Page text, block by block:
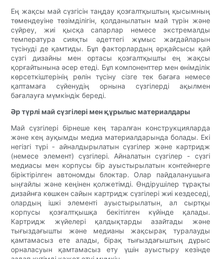
Ең жақсы май сүзгісін таңдау қозғалтқыштың қысымның
төмендеуіне төзімділігін, қолданылатын май түрін және
сүйреу, жиі қысқа сапарлар немесе экстремалды
температура сияқты әдеттегі жұмыс жағдайларын
түсінуді де қамтиды. Бұл факторлардың әрқайсысы қай
сүзгі дизайны мен ортасы қозғалтқышты ең жақсы
қорғайтынына әсер етеді. Бұл компоненттер мен өнімділік
көрсеткіштерінің рөлін түсіну сізге тек бағаға немесе
қаптамаға сүйенудің орнына сүзгілерді ақылмен
бағалауға мүмкіндік береді.
Әр түрлі май сүзгілері мен құрылыс материалдары
Май сүзгілері бірнеше кең таралған конструкцияларда
және кең ауқымды медиа материалдарында болады. Екі
негізгі түрі - айналдырылатын сүзгілер және картридж
(немесе элемент) сүзгілері. Айналатын сүзгілер - сүзгі
медиасы мен корпусы бір ауыстырылатын контейнерге
біріктірілген автономды блоктар. Олар пайдаланушыға
ыңғайлы және кеңінен қолжетімді. Өндірушілер тұрақты
дизайнға көшкен сайын картридж сүзгілері жиі кездеседі,
олардың ішкі элементі ауыстырылатын, ал сыртқы
корпусы қозғалтқышқа бекітілген күйінде қалады.
Картридж жүйелері қалдықтарды азайтады және
тығыздағышты және медианы жақсырақ туралауды
қамтамасыз ете алады, бірақ тығыздағыштың дұрыс
орналасуын қамтамасыз ету үшін ауыстыру кезінде